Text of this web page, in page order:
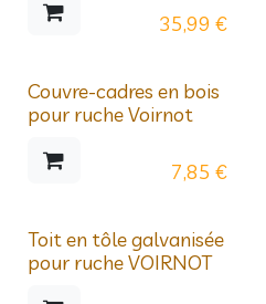
35,99 €
Couvre-cadres en bois
pour ruche Voirnot
7,85 €
Toit en tôle galvanisée
pour ruche VOIRNOT